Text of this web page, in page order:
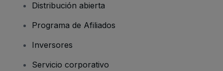
Distribución abierta
Programa de Afiliados
Inversores
Servicio corporativo